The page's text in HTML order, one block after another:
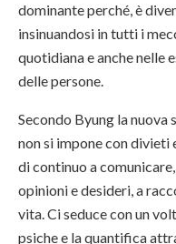
dominante perché, è
insinuandosi in tutti i
quotidiana e anche nelle
delle persone.
Secondo Byung la
non si impone con divieti
di continuo a
opinioni e desideri, a
vita. Ci seduce con un
psiche e la quantifica